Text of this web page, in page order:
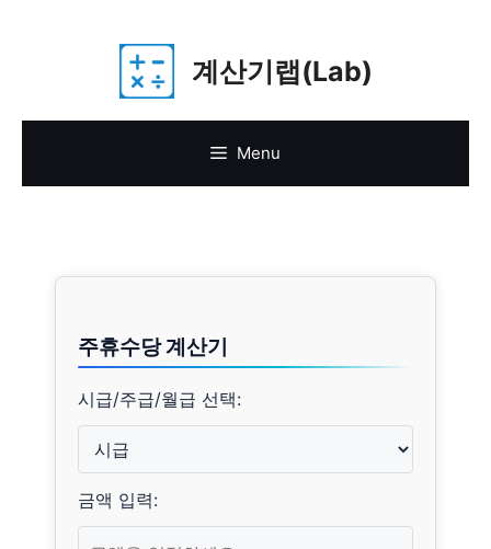
계산기랩(Lab)
Menu
주휴수당 계산기
시급/주급/월급 선택:
금액 입력: